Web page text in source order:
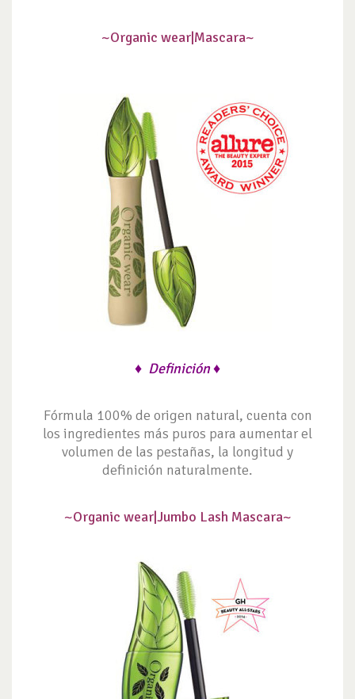
~Organic wear|Mascara~
♦ Definición ♦
Fórmula 100% de origen natural, cuenta con
los ingredientes más puros para aumentar el
volumen de las pestañas, la longitud y
definición naturalmente.
~Organic wear|Jumbo Lash Mascara~